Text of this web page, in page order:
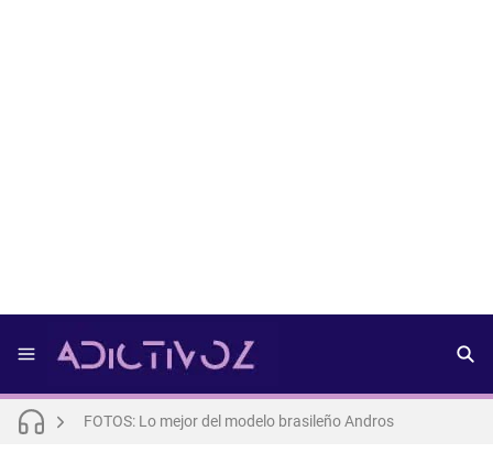
FOTOS: Lo mejor del modelo brasileño Andros